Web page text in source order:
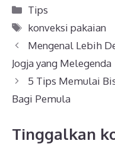
Kategori
Tips
Tag
konveksi pakaian
Mengenal Lebih
Jogja yang Melegenda
5 Tips Memulai
Bagi Pemula
Tinggalkan